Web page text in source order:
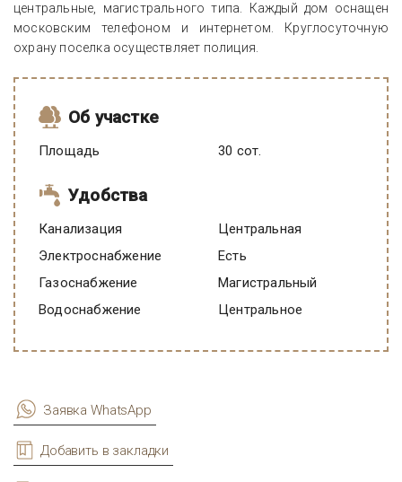
центральные, магистрального типа. Каждый дом оснащен
московским телефоном и интернетом. Круглосуточную
охрану поселка осуществляет полиция.
Об участке
Площадь 30 сот.
Удобства
Канализация
Центральная
Электроснабжение
есть
Газоснабжение
Магистральный
Водоснабжение
Центральное
Заявка WhatsApp
Добавить в закладки